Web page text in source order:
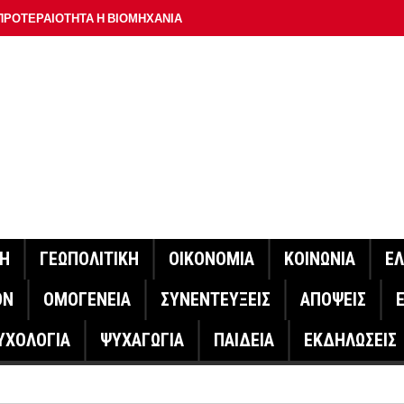
Η ΒΙΟΜΗΧΑΝΙΑ
Η ΠΛΑΤΦΟΡΜΑ
ΣΑΝ ΣΗΜΕΡΑ
Ο ΜΗΤΣΟΤΑΚΗΣ ΓΙΑ ΤΟΥΣ ΠΥΡΟΠΛΗΚΤΟΥΣ
ΕΡΕΥΝΗΤΗΣ ΣΤΗ ΔΑΝΙΑ ΣΧΕΔΙΑΖΕΙ DRONE ΓΙΑ ΤΗ
ΓΕΩΠΟΛΙΤΙΚΗ ΟΙΚΟΝΟΜΙΑ ΚΟΙΝΩΝΙΑ
ΟΜΟΓΕΝΕΙΑ ΣΥΝΕΝΤΕΥΞΕΙΣ ΑΠΟΨΕΙΣ
ΨΥΧΑΓΩΓΙΑ ΠΑΙΔΕΙΑ ΕΚΔΗΛΩΣΕΙΣ